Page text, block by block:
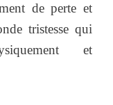
de perte et
tristesse qui
et